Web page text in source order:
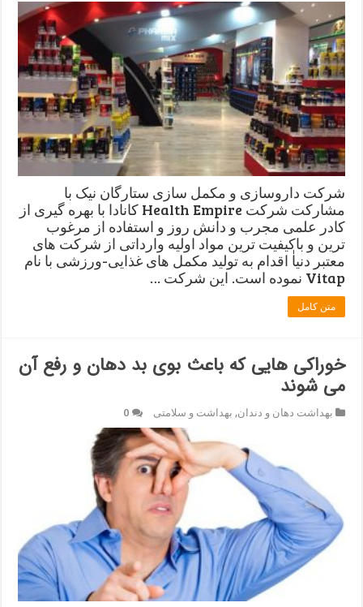
شرکت داروسازی و مکمل سازی ستارگان نیک با
مشارکت شرکت Health Empire کانادا با بهره گیری از
کادر علمی مجرب و دانش روز و استفاده از مرغوب
ترین و باکیفیت ترین مواد اولیه وارداتی از شرکت های
معتبر دنیاٰ اقدام به تولید مکمل های غذایی-ورزشی با نام
Vitap نموده است. این شرکت …
متن کامل
خوراکی هایی که باعث بوی بد دهان و رفع آن
می شوند
بهداشت دهان و دندان, بهداشت و سلامتی 0